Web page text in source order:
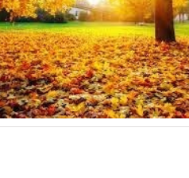
APRENDAMOS DE
ARBOLES!